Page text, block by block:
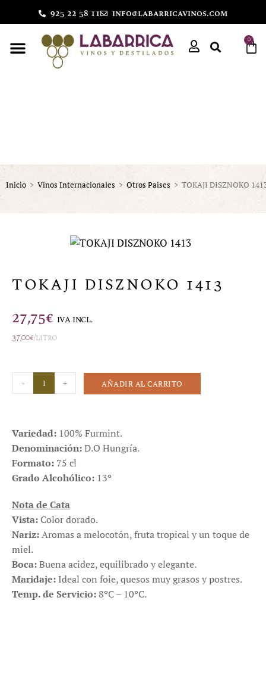
925 22 58 11 info@labarricavinos.com
0
Inicio > Vinos Internacionales > Otros Paises > TOKAJI DISZNOKO
TOKAJI DISZNOKO 1413
27,75€ IVA INCL.
37,00€/litro
- + AÑADIR AL CARRITO
Variedad: 100% Furmint.
Denominación:D.O Hungría.
Formato: 75 cl
Grado Alcohólico: 13º
Nota de Cata
Vista: Color dorado.
Nariz:Aromas a melocotón, fruta tropical y un toque de
miel.
Boca:Buena acidez, equilibrado y elegante.
Maridaje: Ideal con foie, quesos muy grasos y postres.
Temp. de Servicio:8ºC – 10ºC.